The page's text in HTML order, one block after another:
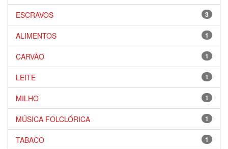
3
ESCRAVOS
1
ALIMENTOS
1
CARVÃO
1
LEITE
1
MILHO
1
MÚSICA FOLCLÓRICA
1
TABACO